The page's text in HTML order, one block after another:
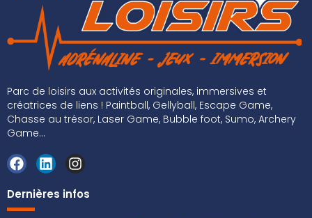
Parc de loisirs aux activités originales, immersives et
créatrices de liens ! Paintball, Gellyball, Escape Game,
Chasse au trésor, Laser Game, Bubble foot, Sumo, Archery
Game...
Dernières infos